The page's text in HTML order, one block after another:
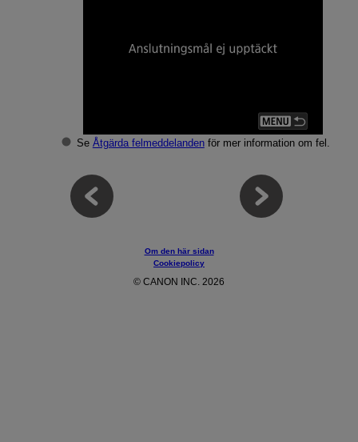
Se Åtgärda felmeddelandenför mer information om fel.
Om den här sidan
Cookiepolicy
© CANON INC. 2026